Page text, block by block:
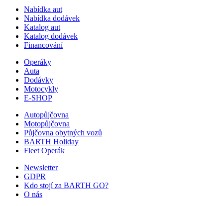
Nabídka aut
Nabídka dodávek
Katalog aut
Katalog dodávek
Financování
Operáky
Auta
Dodávky
Motocykly
E-SHOP
Autopůjčovna
Motopůjčovna
Půjčovna obytných vozů
BARTH Holiday
Fleet Operák
Newsletter
GDPR
Kdo stojí za BARTH GO?
O nás